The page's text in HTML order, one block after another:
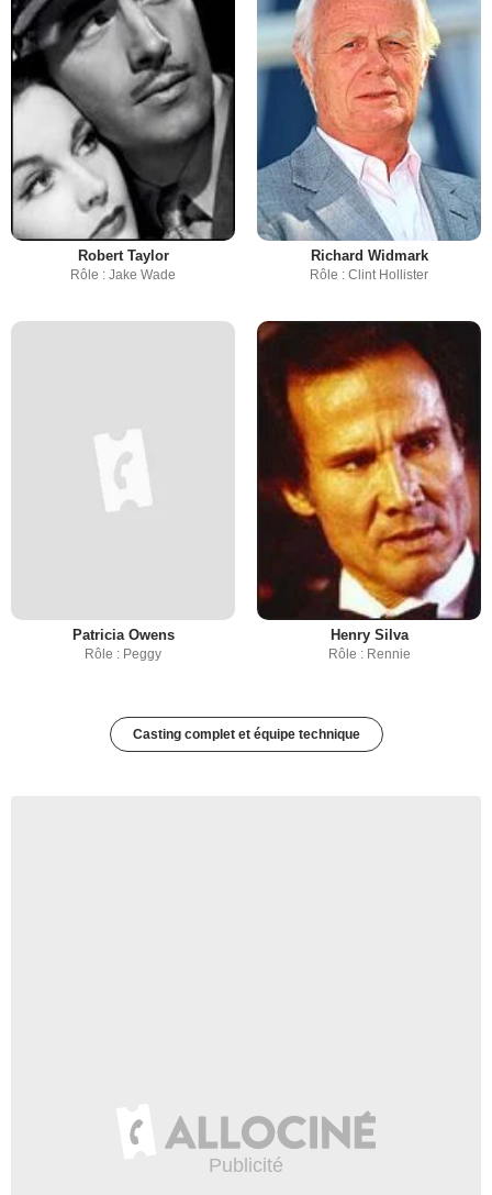
Robert Taylor
Rôle : Jake Wade
Richard Widmark
Rôle : Clint Hollister
Patricia Owens
Rôle : Peggy
Henry Silva
Rôle : Rennie
Casting complet et équipe technique